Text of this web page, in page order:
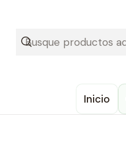
Inicio